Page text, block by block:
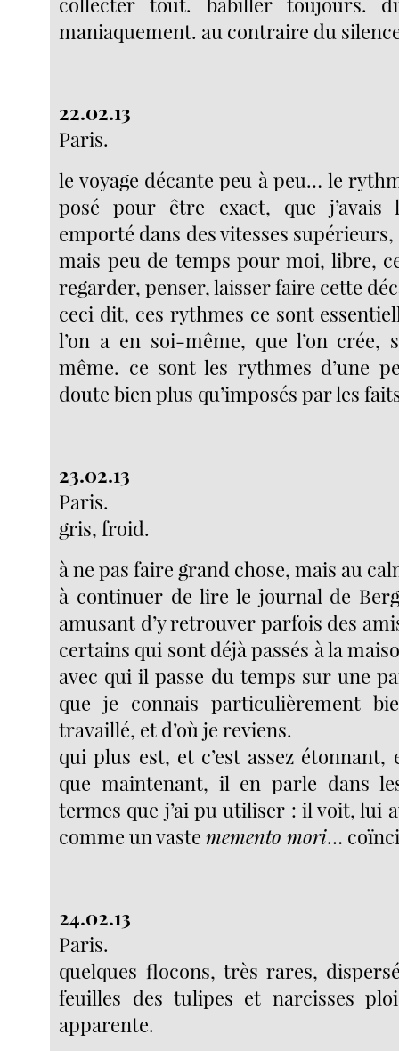
maniaquement. au contraire du
22.02.13
Paris.
le voyage décante peu à peu… le
posé pour être exact, que
emporté dans des vitesses
mais peu de temps pour moi, libre,
regarder, penser, laisser faire cette
ceci dit, ces rythmes ce sont
l’on a en soi-même, que l’on crée,
même. ce sont les rythmes d’une
doute bien plus qu’imposés par les
23.02.13
Paris.
gris, froid.
à ne pas faire grand chose, mais au
à continuer de lire le journal de
amusant d’y retrouver parfois des
certains qui sont déjà passés à la
avec qui il passe du temps sur une
que je connais particulièrement
travaillé, et d’où je reviens.
qui plus est, et c’est assez étonnant,
que maintenant, il en parle dans
termes que j’ai pu utiliser : il voit, lui
comme un vastememento mori…
24.02.13
Paris.
quelques flocons, très rares,
feuilles des tulipes et narcisses
apparente.